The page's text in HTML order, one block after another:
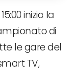
inizia la
di
le gare del
TV,